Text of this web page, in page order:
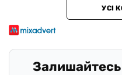
УСІ
Залишайтесь